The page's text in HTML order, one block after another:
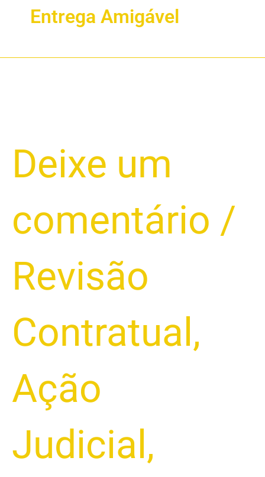
Entrega Amigável
Deixe um
comentário /
Revisão
Contratual ,
Ação
Judicial ,
Busca
Apreensão:
Como
Preparar
Corretamente